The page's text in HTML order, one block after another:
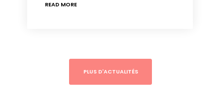
READ MORE
PLUS D'ACTUALITÉS